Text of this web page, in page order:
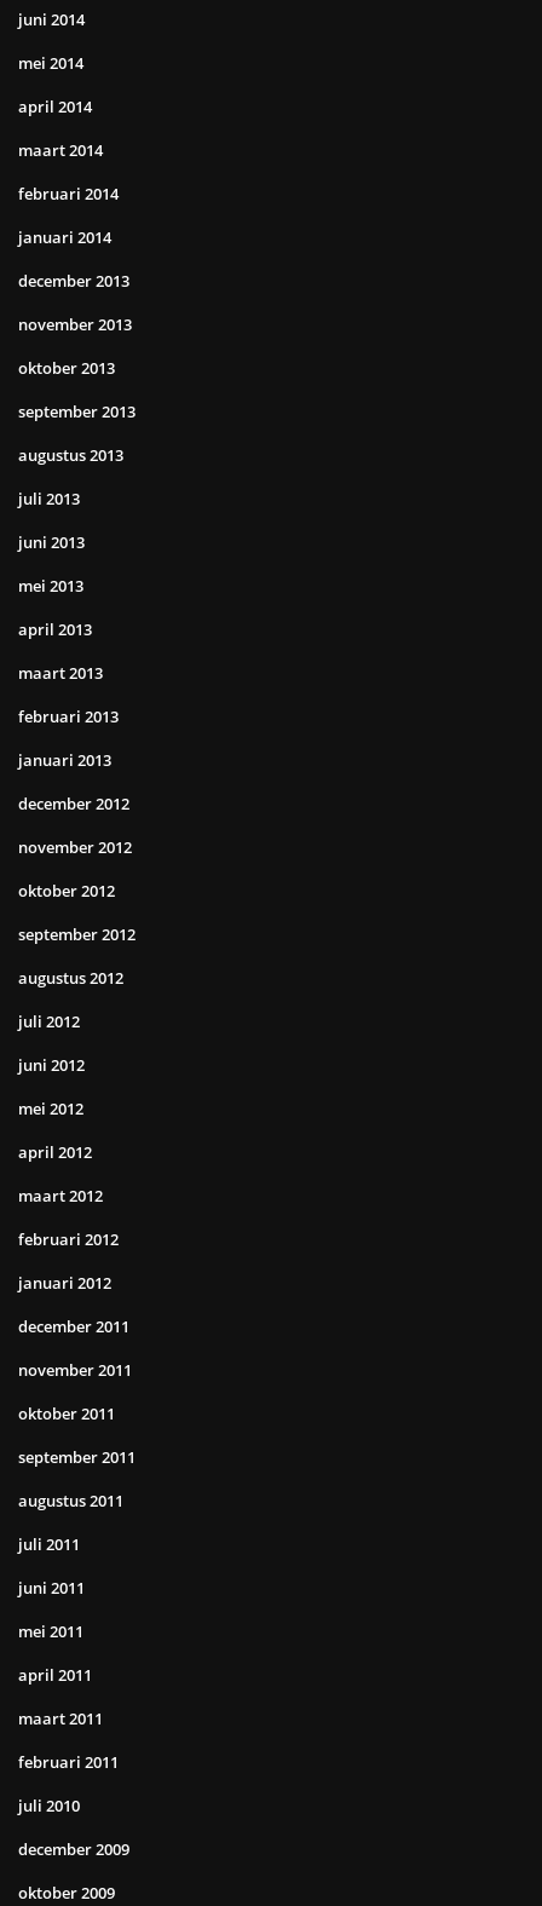
juni 2014
mei 2014
april 2014
maart 2014
februari 2014
januari 2014
december 2013
november 2013
oktober 2013
september 2013
augustus 2013
juli 2013
juni 2013
mei 2013
april 2013
maart 2013
februari 2013
januari 2013
december 2012
november 2012
oktober 2012
september 2012
augustus 2012
juli 2012
juni 2012
mei 2012
april 2012
maart 2012
februari 2012
januari 2012
december 2011
november 2011
oktober 2011
september 2011
augustus 2011
juli 2011
juni 2011
mei 2011
april 2011
maart 2011
februari 2011
juli 2010
december 2009
oktober 2009